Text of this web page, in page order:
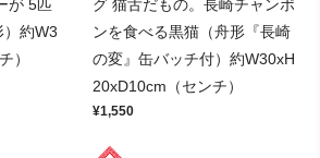
が 5匹
約W3
）
グ 猫舌だもの。長崎チャンポ
ンを食べる黒猫（舟形『長崎
の変』缶バッチ付）約W30xH
20xD10cm（センチ）
¥1,550